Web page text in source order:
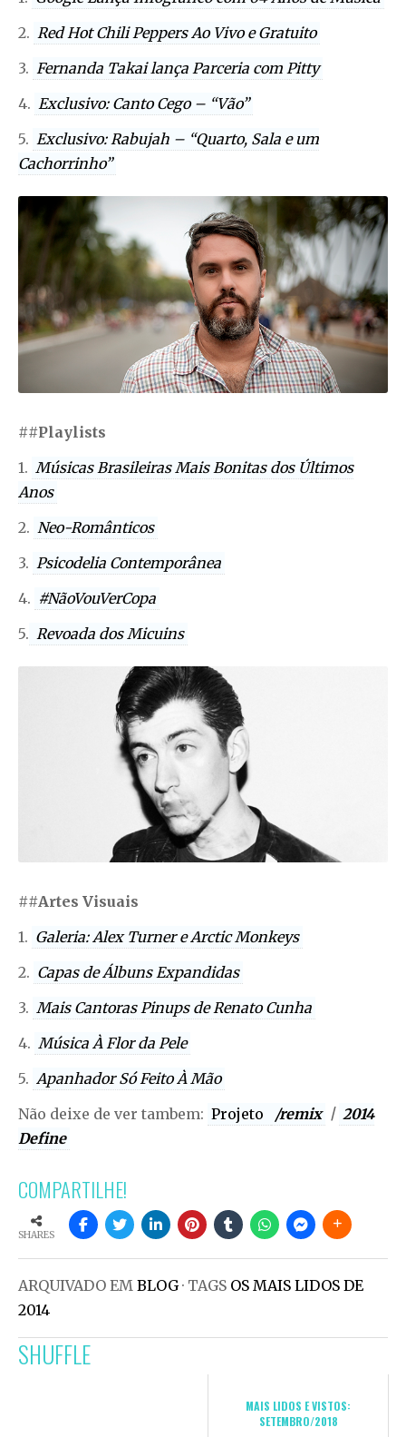
2. Red Hot Chili Peppers Ao Vivo e Gratuito
3. Fernanda Takai lança Parceria com Pitty
4. Exclusivo: Canto Cego – “Vão”
5. Exclusivo: Rabujah – “Quarto, Sala e um
Cachorrinho”
##Playlists
1. Músicas Brasileiras Mais Bonitas dos Últimos
Anos
2. Neo-Românticos
3. Psicodelia Contemporânea
4. #NãoVouVerCopa
5. Revoada dos Micuins
##Artes Visuais
1. Galeria: Alex Turner e Arctic Monkeys
2. Capas de Álbuns Expandidas
3. Mais Cantoras Pinups de Renato Cunha
4. Música À Flor da Pele
5. Apanhador Só Feito À Mão
Não deixe de ver tambem: Projeto /remix | 2014
Define
COMPARTILHE!
SHARES
ARQUIVADO EM BLOG· TAGS OS MAIS LIDOS DE
2014
SHUFFLE
MAIS LIDOS E VISTOS:
SETEMBRO/2018